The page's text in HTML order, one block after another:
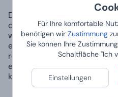
Für Ihre komfortable
benötigen wir Zustimmung
Sie können Ihre
Schaltfläche "Ich
Einstellungen
Das ist der Hammer! Was
der alle Ihr eigenes Bier
werden Ihre Freunde sicher
etwas gab es noch nie und
reicht, unsere Hausbrauerei
einzuladen. Und glauben Sie
kommen.